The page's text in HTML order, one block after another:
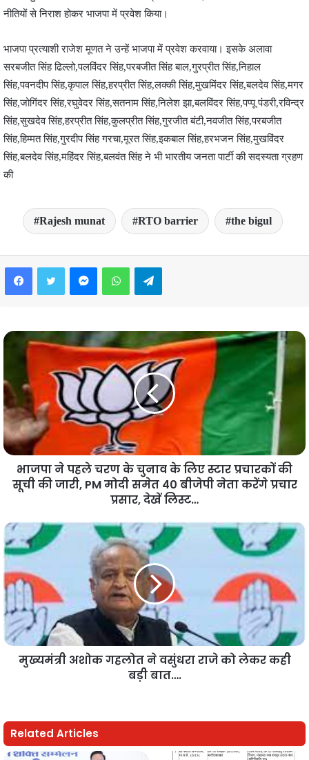
नीतियों से निराश होकर भाजपा में प्रवेश किया।
भाजपा प्रत्याशी राजेश मूणत ने उन्हें भाजपा में प्रवेश करवाया। इसके अलावा
सरबजीत सिंह ढिल्लो,पलविंदर सिंह,परबजीत सिंह बाल,गुरप्रीत सिंह,निहाल
सिंह,पवनदीप सिंह,कृपाल सिंह,हरप्रीत सिंह,लक्की सिंह,मुखमिंदर सिंह,बलदेव सिंह,मगर
सिंह,जोगिंदर सिंह,रघुवेदर सिंह,सतनाम सिंह,निलेश झा,बलविंदर सिंह,पप्पू पंडरी,रविन्द्र
सिंह,सुखदेव सिंह,हरप्रीत सिंह,कुलप्रीत सिंह,गुरजीत बंटी,नवजीत सिंह,परबजीत
सिंह,हिम्मत सिंह,गुरदीप सिंह गरचा,मूरत सिंह,इकबाल सिंह,हरभजन सिंह,मुखविंदर
सिंह,बलदेव सिंह,महिंदर सिंह,बलवंत सिंह ने भी भारतीय जनता पार्टी की सदस्यता ग्रहण
की
Rajesh munat RTO barrier the bigul
FacebookTwitter MessengerWhatsAppTelegram
भाजपा ने पहले चरण के चुनाव के लिए स्टार प्रचारकों की
सूची की जारी, PM मोदी समेत 40 बीजेपी नेता करेंगे प्रचार
प्रसार, देखें लिस्ट…
मुख्यमंत्री अशोक गहलोत ने वसुंधरा राजे को लेकर कही
बड़ी बात….
Related Articles